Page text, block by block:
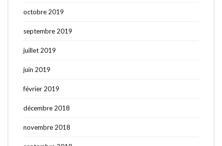
octobre 2019
septembre 2019
juillet 2019
juin 2019
février 2019
décembre 2018
novembre 2018